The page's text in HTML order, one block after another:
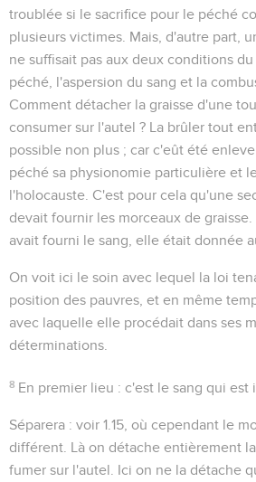
troublée si le sacrifice pour le péché
plusieurs victimes. Mais, d'autre part,
ne suffisait pas aux deux conditions
péché, l'aspersion du sang et la
Comment détacher la graisse d'une
consumer sur l'autel ? La brûler tout
possible non plus ; car c'eût été
péché sa physionomie particulière et
l'holocauste. C'est pour cela qu'une
devait fournir les morceaux de
avait fourni le sang, elle était donnée
On voit ici le soin avec lequel la loi
position des pauvres, et en même
avec laquelle elle procédait dans ses
déterminations.
8 En premier lieu : c'est le sang qui est
Séparera : voir 1.15 , où cependant le
différent. Là on détache entièrement
fumer sur l'autel. Ici on ne la détache